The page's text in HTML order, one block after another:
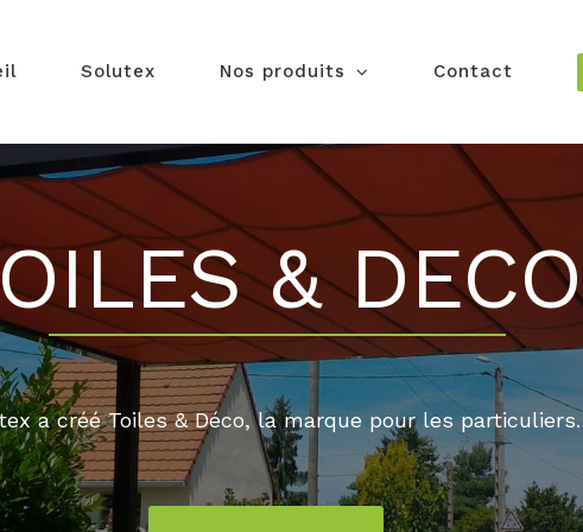
Solutex Nos produits Contact
& DECO
a créé Toiles & Déco, la marque pour les particuliers.